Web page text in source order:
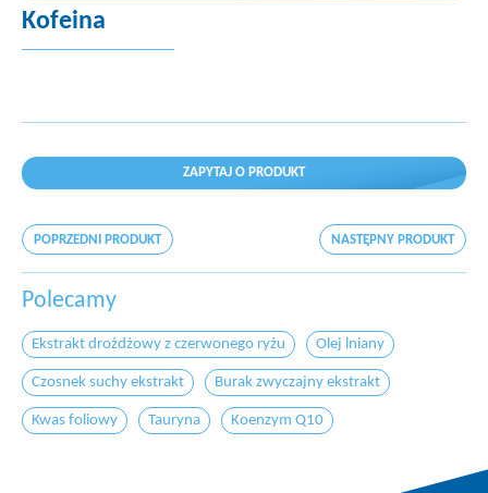
Kofeina
ZAPYTAJ O PRODUKT
POPRZEDNI PRODUKT NASTĘPNY PRODUKT
Polecamy
Ekstrakt drożdżowy z czerwonego ryżu Olej lniany
Czosnek suchy ekstrakt Burak zwyczajny ekstrakt
Kwas foliowy Tauryna Koenzym Q10